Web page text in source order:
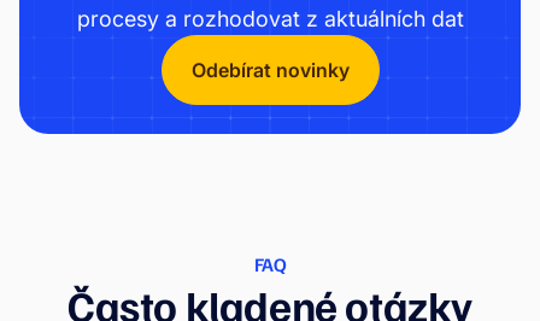
procesy a rozhodovat z aktuálních dat
Odebírat novinky
FAQ
Často kladené otázky